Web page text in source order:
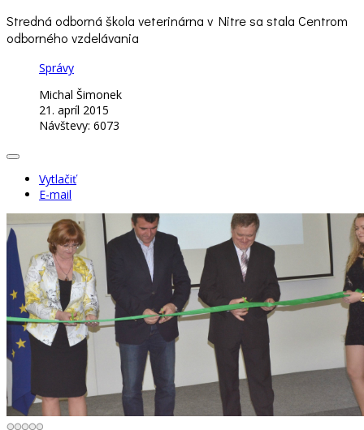
Stredná odborná škola veterinárna v Nitre sa stala Centrom
odborného vzdelávania
Správy
Michal Šimonek
21. apríl 2015
Návštevy: 6073
Vytlačiť
E-mail